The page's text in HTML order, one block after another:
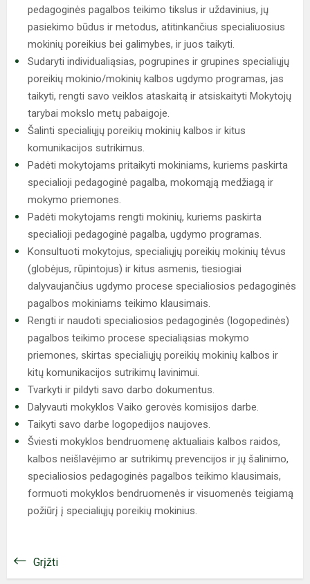
pedagoginės pagalbos teikimo tikslus ir uždavinius, jų
pasiekimo būdus ir metodus, atitinkančius specialiuosius
mokinių poreikius bei galimybes, ir juos taikyti.
Sudaryti individualiąsias, pogrupines ir grupines specialiųjų
poreikių mokinio/mokinių kalbos ugdymo programas, jas
taikyti, rengti savo veiklos ataskaitą ir atsiskaityti Mokytojų
tarybai mokslo metų pabaigoje.
Šalinti specialiųjų poreikių mokinių kalbos ir kitus
komunikacijos sutrikimus.
Padėti mokytojams pritaikyti mokiniams, kuriems paskirta
specialioji pedagoginė pagalba, mokomąją medžiagą ir
mokymo priemones.
Padėti mokytojams rengti mokinių, kuriems paskirta
specialioji pedagoginė pagalba, ugdymo programas.
Konsultuoti mokytojus, specialiųjų poreikių mokinių tėvus
(globėjus, rūpintojus) ir kitus asmenis, tiesiogiai
dalyvaujančius ugdymo procese specialiosios pedagoginės
pagalbos mokiniams teikimo klausimais.
Rengti ir naudoti specialiosios pedagoginės (logopedinės)
pagalbos teikimo procese specialiąsias mokymo
priemones, skirtas specialiųjų poreikių mokinių kalbos ir
kitų komunikacijos sutrikimų lavinimui.
Tvarkyti ir pildyti savo darbo dokumentus.
Dalyvauti mokyklos Vaiko gerovės komisijos darbe.
Taikyti savo darbe logopedijos naujoves.
Šviesti mokyklos bendruomenę aktualiais kalbos raidos,
kalbos neišlavėjimo ar sutrikimų prevencijos ir jų šalinimo,
specialiosios pedagoginės pagalbos teikimo klausimais,
formuoti mokyklos bendruomenės ir visuomenės teigiamą
požiūrį į specialiųjų poreikių mokinius.
Grįžti